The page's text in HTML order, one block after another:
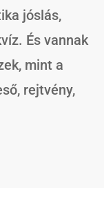
jóslás,
És vannak
mint a
rejtvény,